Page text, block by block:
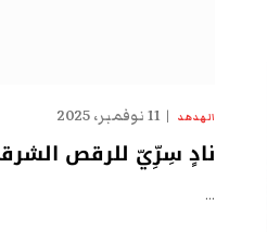
الهدهد 11 نوفمبر، 2025
نادٍ سِرِّيّ للرقص
…